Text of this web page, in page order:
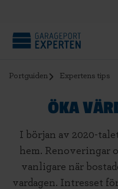
Portguiden Expertens tips
ÖKA
I början av 2020-
hem. Renoveringar
vanligare när
vardagen. Intresset